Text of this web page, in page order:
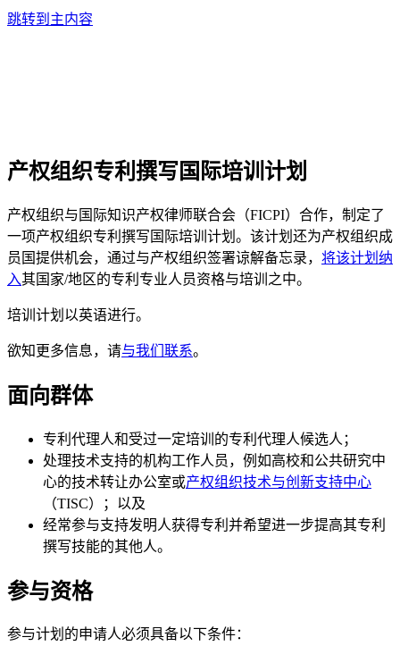
跳转到主内容
产权组织专利撰写国际培训计划
产权组织与国际知识产权律师联合会（FICPI）合作，制定了
一项产权组织专利撰写国际培训计划。该计划还为产权组织成
员国提供机会，通过与产权组织签署谅解备忘录， 将该计划纳
入其国家/地区的专利专业人员资格与培训之中。
培训计划以英语进行。
欲知更多信息，请与我们联系。
面向群体
专利代理人和受过一定培训的专利代理人候选人；
处理技术支持的机构工作人员，例如高校和公共研究中
心的技术转让办公室或产权组织技术与创新支持中心
（TISC）；以及
经常参与支持发明人获得专利并希望进一步提高其专利
撰写技能的其他人。
参与资格
参与计划的申请人必须具备以下条件：